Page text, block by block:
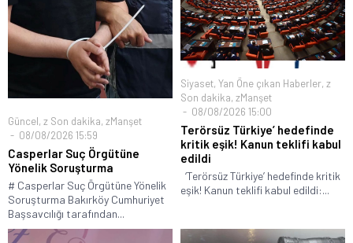
Güncel, z Son dakika, zManşet
08/08/2026 15:59
Casperlar Suç Örgütüne
Yönelik Soruşturma
# Casperlar Suç Örgütüne Yönelik
Soruşturma Bakırköy Cumhuriyet
Başsavcılığı tarafından...
Siyaset, Yan Öne çıkan Haberler, z
Son dakika, zManşet
08/08/2026 15:00
Terörsüz Türkiye’ hedefinde
kritik eşik! Kanun teklifi kabul
edildi
‘Terörsüz Türkiye’ hedefinde kritik
eşik! Kanun teklifi kabul edildi:...